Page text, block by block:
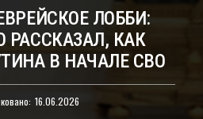
ЛОББИ:
РАССКАЗАЛ, КАК
В НАЧАЛЕ СВО
16.06.2026